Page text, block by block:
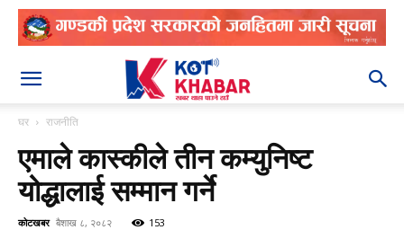
घर राजनीति
एमाले कास्कीले तीन कम्युनिष्ट
योद्धालाई सम्मान गर्ने
कोटखबर बैशाख ८, २०८२ 153